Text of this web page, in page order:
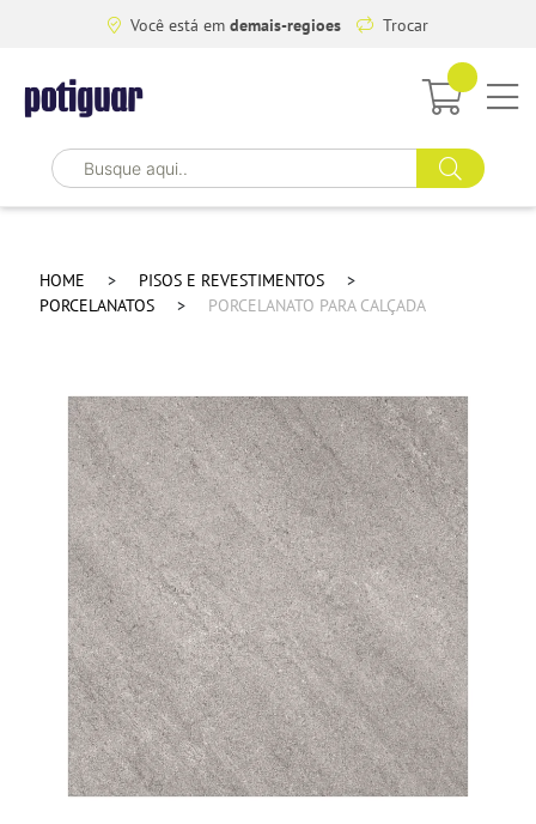
Você está em demais-regioes Trocar
HOME
PISOS E REVESTIMENTOS
PORCELANATOS
PORCELANATO PARA CALÇADA